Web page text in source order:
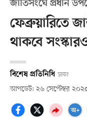
জাতিসংঘে প্রধান
ফেব্রুয়ারিতে
থাকবে
বিশেষ প্রতিনিধি ঢাকা
আপডেট: ২৬ সেপ্টেম্বর